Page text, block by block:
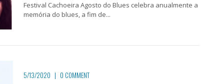
Festival Cachoeira Agosto do Blues celebra anualmente a
memória do blues, a fim de...
5/13/2020 | 0 COMMENT